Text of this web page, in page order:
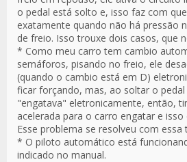
o pedal está solto e, isso faz com
exatamente quando não há pressão
de freio. Isso trouxe dois casos, que
* Como meu carro tem cambio
semáforos, pisando no freio, ele
(quando o cambio está em D)
ficar forçando, mas, ao soltar o
"engatava" eletronicamente, então,
acelerada para o carro engatar e
Esse problema se resolveu com
* O piloto automático está
indicado no manual.